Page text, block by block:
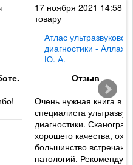
17 ноября 2021 14:58
товару
Атлас ультразвуковой
диагностики -
Ю. А.
Отзыв
Очень нужная книга в
специалиста
диагностики.
хорошего качества,
большинство
патологий. Рекомендую